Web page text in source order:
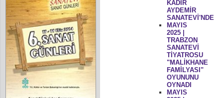
KADİR
AYDEMİR
SANATEVİ'NDE
MAYIS
2025 |
TRABZON
SANATEVİ
TİYATROSU
"MALİKHANE
FAMİLYASI"
OYUNUNU
OYNADI
MAYIS